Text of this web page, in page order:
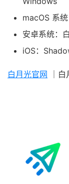
macOS 系
安卓系统：
iOS：
白月光官网 ｜